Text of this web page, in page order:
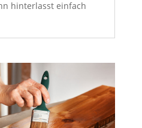
hinterlasst einfach